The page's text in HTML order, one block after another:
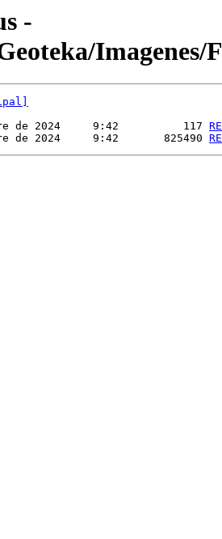
-
Imagenes/
de 2024     9:42          117
de 2024     9:42       825490